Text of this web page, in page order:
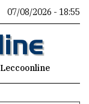
07/08/2026 - 18:55